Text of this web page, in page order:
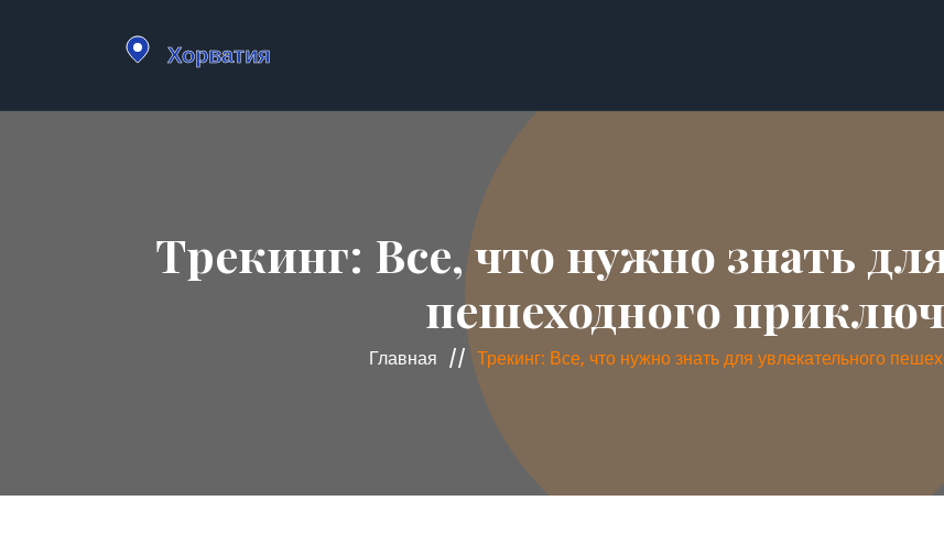
Трекинг: Все, что нужно знать
пешеходного
Главная Трекинг: Все, что нужно знать для увлекательного